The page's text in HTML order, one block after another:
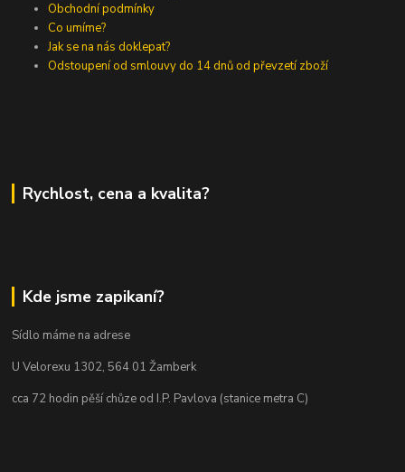
Obchodní podmínky
Co umíme?
Jak se na nás doklepat?
Odstoupení od smlouvy do 14 dnů od převzetí zboží
Rychlost, cena a kvalita?
Kde jsme zapikaní?
Sídlo máme na adrese
U Velorexu 1302, 564 01 Žamberk
cca 72 hodin pěší chůze od I.P. Pavlova (stanice metra C)